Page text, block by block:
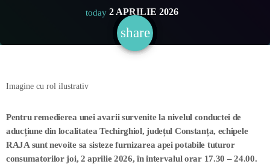
today 2 APRILIE 2026
share
email
Imagine cu rol ilustrativ
Pentru remedierea unei avarii survenite la nivelul conductei de
aducțiune din localitatea Techirghiol, județul Constanța, echipele
RAJA sunt nevoite sa sisteze furnizarea apei potabile tuturor
consumatorilor joi, 2 aprilie 2026, în intervalul orar 17.30 – 24.00.